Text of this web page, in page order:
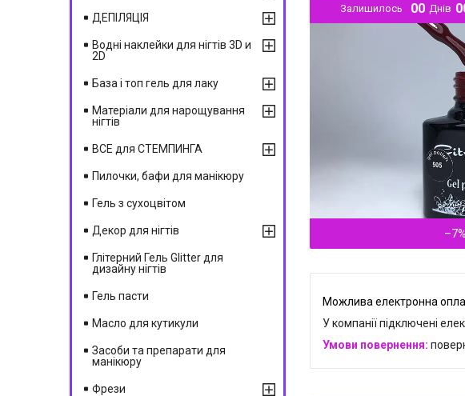
Залишилось 00 Днів 0
–7%
У компанії підключені
ДЕПІЛЯЦІЯ
Водні наклейки для нігтів 3D и
2D
База і топ гель для лаку
Матеріали для нарощування
нігтів
ВСЕ для СТЕМПИНГА
Пилочки, бафи для манікюру
Гель з сухоцвітом
Декор для нігтів
Глітерний Гель Glitter для
дизайну нігтів
Гель пасти
Масло для кутикули
Засоби та препарати для
манікюру
Фрези